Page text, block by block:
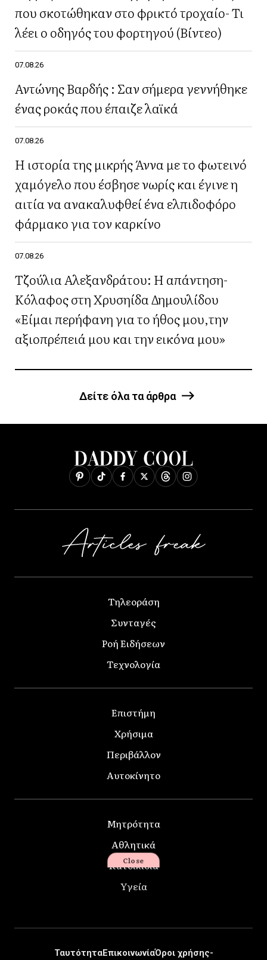
που σκοτώθηκαν στο φρικτό τροχαίο- Τι
λέει ο οδηγός του φορτηγού (Βίντεο)
07.08.26
Αντώνης Βαρδής : Σαν σήμερα γεννήθηκε
ένας ροκάς που έπαιζε λαϊκά
07.08.26
Η ιστορία της μικρής Άννα με το φωτεινό
χαμόγελο που έσβησε νωρίς και έγινε η
αιτία να ανακαλυφθεί ένα ελπιδοφόρο
φάρμακο για τον καρκίνο
07.08.26
Τζούλια Αλεξανδράτου: Η απάντηση-
Κόλαφος στη Χρυσηίδα Δημουλίδου
«Είμαι περήφανη για το ήθος μου,την
αξιοπρέπειά μου και την εικόνα μου»
Δείτε όλα τα άρθρα
Τηλεοράση
Συνταγές
Ροή Ειδήσεων
Τεχνολογία
Επιστήμη
Χρήσιμα
Περιβάλλον
Αυτοκίνητο
Μητρότητα
Αθλητικά
Κατοικίδια
Υγεία
ΤαυτότηταΕπικοινωνίαΌροι χρήσης-
Close